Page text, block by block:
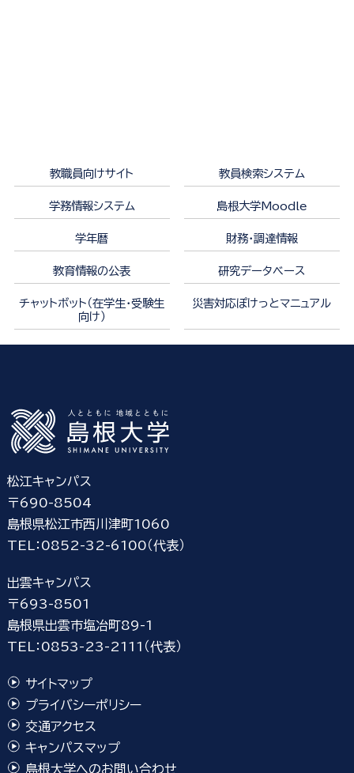
教職員向けサイト 教員検索システム
学務情報システム 島根大学Moodle
学年暦 財務・調達情報
教育情報の公表 研究データベース
チャットボット（在学生・受験生
向け）
災害対応ぽけっとマニュアル
松江キャンパス
〒690-8504
島根県松江市西川津町1060
TEL：0852-32-6100（代表）
出雲キャンパス
〒693-8501
島根県出雲市塩冶町89-1
TEL：0853-23-2111（代表）
サイトマップ
プライバシーポリシー
交通アクセス
キャンパスマップ
島根大学へのお問い合わせ